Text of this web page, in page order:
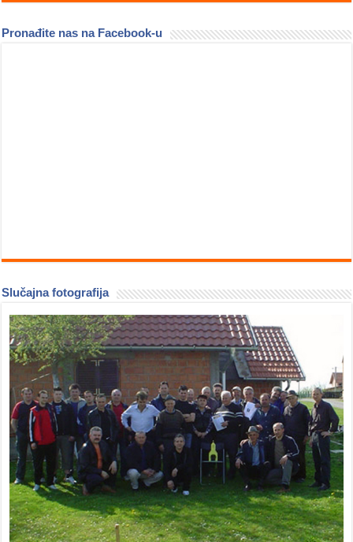
Pronađite nas na Facebook-u
Slučajna fotografija